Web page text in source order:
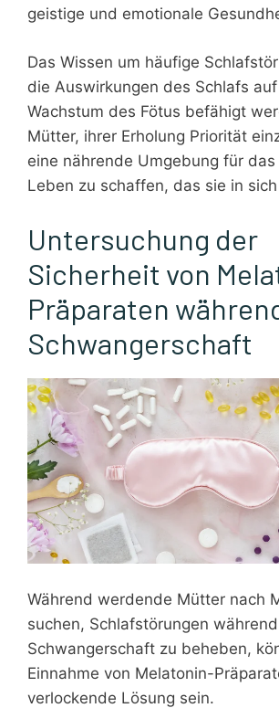
geistige und emotionale
Das Wissen um häufige
die Auswirkungen des Schlafs
Wachstum des Fötus befähigt
Mütter, ihrer Erholung Priorität
eine nährende Umgebung für
Leben zu schaffen, das sie in
Untersuchung der
Sicherheit von
Präparaten
Schwangerschaft
Während werdende Mütter nach
suchen, Schlafstörungen
Schwangerschaft zu beheben,
Einnahme von Melatonin-
verlockende Lösung sein.